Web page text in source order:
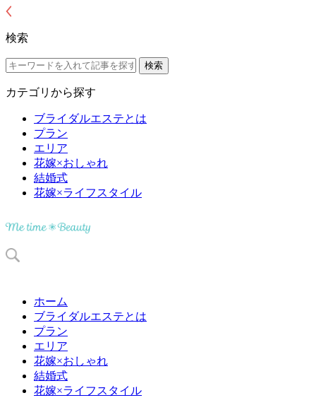
検索
カテゴリから探す
ブライダルエステとは
プラン
エリア
花嫁×おしゃれ
結婚式
花嫁×ライフスタイル
ホーム
ブライダルエステとは
プラン
エリア
花嫁×おしゃれ
結婚式
花嫁×ライフスタイル